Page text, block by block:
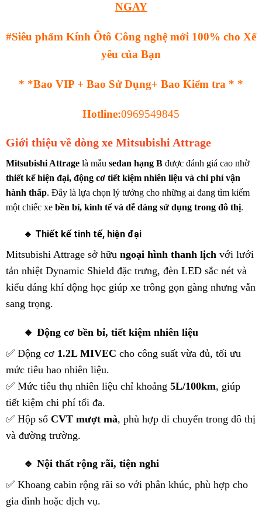
NGAY
#Siêu phẩm Kính Ôtô Công nghệ mới 100% cho Xế
yêu của Bạn
* *Bao VIP + Bao Sử Dụng+ Bao Kiểm tra * *
Hotline:0969549845
Giới thiệu về dòng xe Mitsubishi Attrage
Mitsubishi Attrage là mẫu sedan hạng B được đánh giá cao nhờ
thiết kế hiện đại, động cơ tiết kiệm nhiên liệu và chi phí vận
hành thấp. Đây là lựa chọn lý tưởng cho những ai đang tìm kiếm
một chiếc xe bền bỉ, kinh tế và dễ dàng sử dụng trong đô thị.
🔹 Thiết kế tinh tế, hiện đại
Mitsubishi Attrage sở hữu ngoại hình thanh lịch với lưới
tản nhiệt Dynamic Shield đặc trưng, đèn LED sắc nét và
kiểu dáng khí động học giúp xe trông gọn gàng nhưng vẫn
sang trọng.
🔹 Động cơ bền bỉ, tiết kiệm nhiên liệu
✅ Động cơ 1.2L MIVEC cho công suất vừa đủ, tối ưu
mức tiêu hao nhiên liệu.
✅ Mức tiêu thụ nhiên liệu chỉ khoảng 5L/100km, giúp
tiết kiệm chi phí tối đa.
✅ Hộp số CVT mượt mà, phù hợp di chuyển trong đô thị
và đường trường.
🔹 Nội thất rộng rãi, tiện nghi
✅ Khoang cabin rộng rãi so với phân khúc, phù hợp cho
gia đình hoặc dịch vụ.